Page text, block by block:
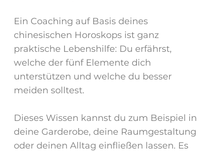
Ein Coaching auf Basis deines
chinesischen Horoskops ist ganz
praktische Lebenshilfe: Du erfährst,
welche der fünf Elemente dich
unterstützen und welche du besser
meiden solltest.
Dieses Wissen kannst du zum Beispiel in
deine Garderobe, deine Raumgestaltung
oder deinen Alltag einfließen lassen. Es